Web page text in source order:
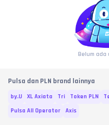
Belum ada
Pulsa dan PLN brand lainnya
by.U XL Axiata Tri Token PLN
Pulsa All Operator
Axis